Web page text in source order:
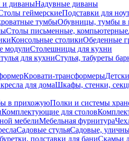
и диваныНадувные диваны
геймерскиеПодставки для
тумбыОбувницы, тумбы в
Столы письменные, компьютерные
Консольные столикиОбеденные
модулиСтолешницы для кухни
для кухниСтулья, табуреты
Кровати-трансформеры
для домаШкафы, стенки,
в прихожуюПолки и системы
Комплектующие для столов
мебелиМебельная фурнитура
Садовые стульяСадовые,
подставки для баниСкамьи